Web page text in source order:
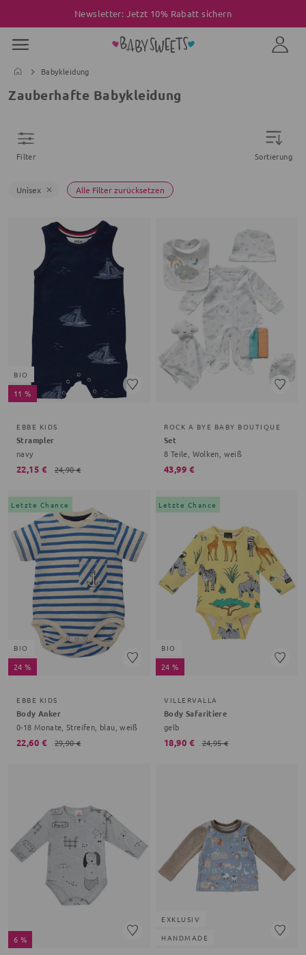
Newsletter: Jetzt 10% Rabatt sichern
Babykleidung
Zauberhafte Babykleidung
Filter Sortierung
Unisex Alle Filter zurücksetzen
BIO
11 %
EBBE KIDS
Strampler
navy
22,15 € 24,90 €
ROCK A BYE BABY BOUTIQUE
Set
8 Teile, Wolken, weiß
43,99 €
Letzte Chance
BIO
24 %
EBBE KIDS
Body Anker
0-18 Monate, Streifen, blau, weiß
22,60 € 29,90 €
Letzte Chance
BIO
24 %
VILLERVALLA
Body Safaritiere
gelb
18,90 € 24,95 €
6 %
EXKLUSIV
HANDMADE